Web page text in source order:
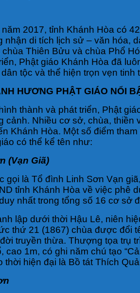
2017, tỉnh Khánh Hòa có
nhận di tích lịch sử – văn hóa,
chùa Thiên Bửu và chùa Phổ
Phật giáo Khánh Hòa đã
tộc và thể hiện trọn vẹn
HƯƠNG PHẬT GIÁO NỔI
thành và phát triển, Phật
cảnh. Nhiều cơ sở, chùa,
Khánh Hòa. Một số điểm
có thể kể tên như:
(Vạn Giã)
gọi là Tổ đình Linh Sơn Vạn
tỉnh Khánh Hòa về việc phê
nhất trong tổng số 16 cơ sở
lập dưới thời Hậu Lê, niên
thứ 21 (1867) chùa được đổi
truyền thừa. Thượng tọa trụ
cao 1m, có ghi năm chú tạo
thời hiện đại là Bồ tát Thích